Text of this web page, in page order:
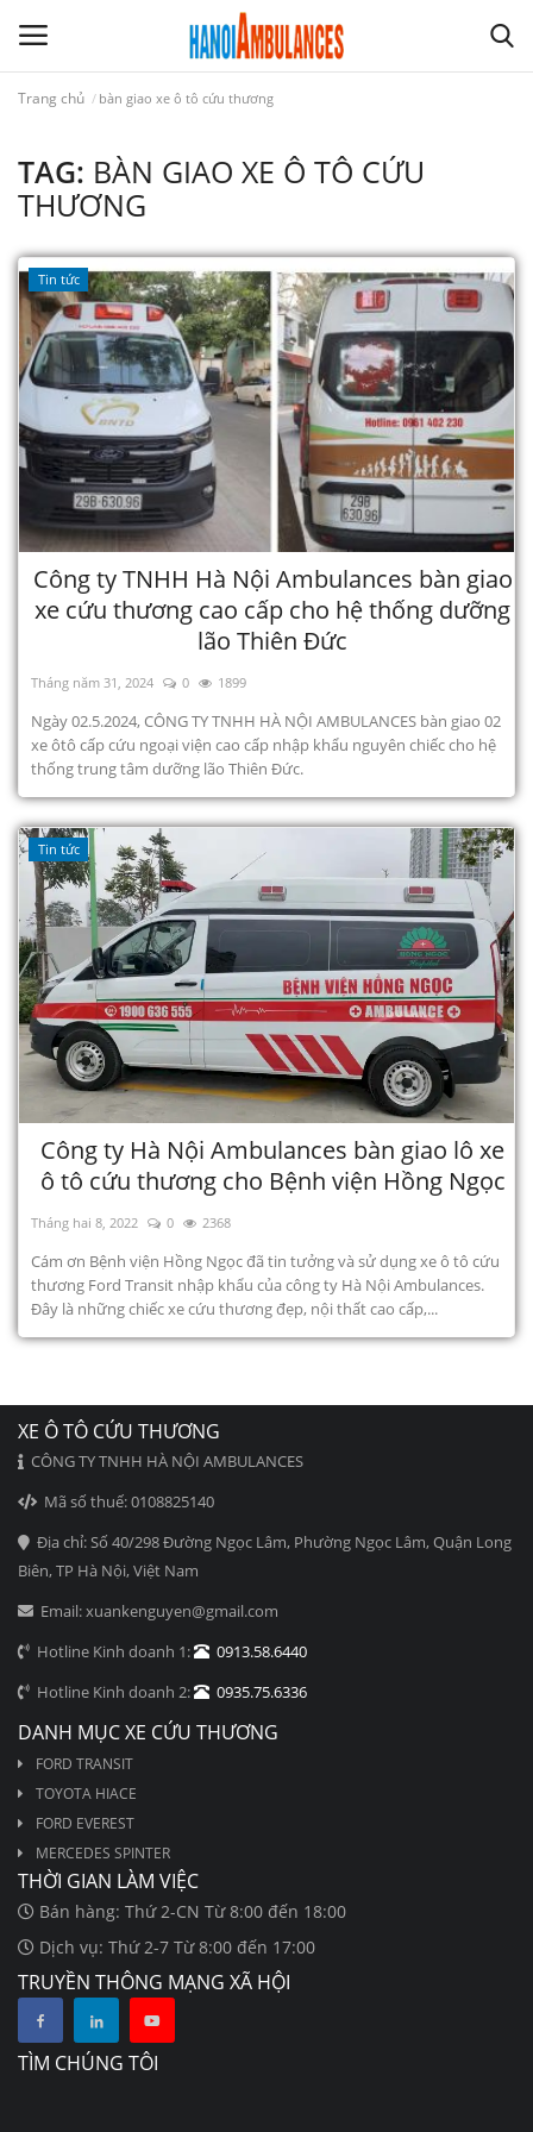
GIỚI THIỆU
XE Ô TÔ CỨU THƯƠNG
YÊU CẦU BÁO GIÁ
LIÊN HỆ
TIN TỨC
Trang chủ bàn giao xe ô tô cứu thương
TAG: BÀN GIAO XE Ô TÔ CỨU
THƯƠNG
Tin tức
Công ty TNHH Hà Nội Ambulances bàn giao
xe cứu thương cao cấp cho hệ thống dưỡng
lão Thiên Đức
Tháng năm 31, 2024 0 1899
Ngày 02.5.2024, CÔNG TY TNHH HÀ NỘI AMBULANCES bàn giao 02
xe ôtô cấp cứu ngoại viện cao cấp nhập khẩu nguyên chiếc cho hệ
thống trung tâm dưỡng lão Thiên Đức.
Tin tức
Công ty Hà Nội Ambulances bàn giao lô xe
ô tô cứu thương cho Bệnh viện Hồng Ngọc
Tháng hai 8, 2022 0 2368
Cám ơn Bệnh viện Hồng Ngọc đã tin tưởng và sử dụng xe ô tô cứu
thương Ford Transit nhập khẩu của công ty Hà Nội Ambulances.
Đây là những chiếc xe cứu thương đẹp, nội thất cao cấp,...
XE Ô TÔ CỨU THƯƠNG
CÔNG TY TNHH HÀ NỘI AMBULANCES
Mã số thuế: 0108825140
Địa chỉ: Số 40/298 Đường Ngọc Lâm, Phường Ngọc Lâm, Quận Long
Biên, TP Hà Nội, Việt Nam
Email: xuankenguyen@gmail.com
Hotline Kinh doanh 1:
0913.58.6440
Hotline Kinh doanh 2:
0935.75.6336
DANH MỤC XE CỨU THƯƠNG
FORD TRANSIT
TOYOTA HIACE
FORD EVEREST
MERCEDES SPINTER
THỜI GIAN LÀM VIỆC
Bán hàng: Thứ 2-CN Từ 8:00 đến 18:00
Dịch vụ: Thứ 2-7 Từ 8:00 đến 17:00
TRUYỀN THÔNG MẠNG XÃ HỘI
TÌM CHÚNG TÔI